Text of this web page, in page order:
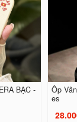
BẠC -
Ốp
es